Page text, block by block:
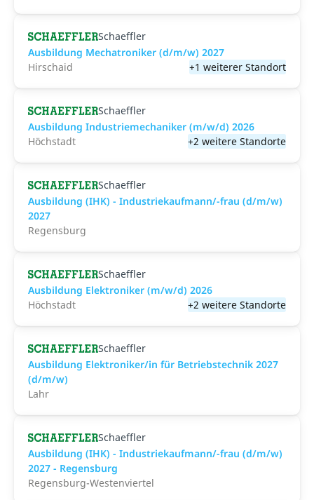
Schaeffler
Ausbildung Mechatroniker (d/m/w) 2027
Hirschaid
+1 weiterer Standort
Schaeffler
Ausbildung Industriemechaniker (m/w/d) 2026
Höchstadt
+2 weitere Standorte
Schaeffler
Ausbildung (IHK) - Industriekaufmann/-frau (d/m/w)
2027
Regensburg
Schaeffler
Ausbildung Elektroniker (m/w/d) 2026
Höchstadt
+2 weitere Standorte
Schaeffler
Ausbildung Elektroniker/in für Betriebstechnik 2027
(d/m/w)
Lahr
Schaeffler
Ausbildung (IHK) - Industriekaufmann/-frau (d/m/w)
2027 - Regensburg
Regensburg-Westenviertel